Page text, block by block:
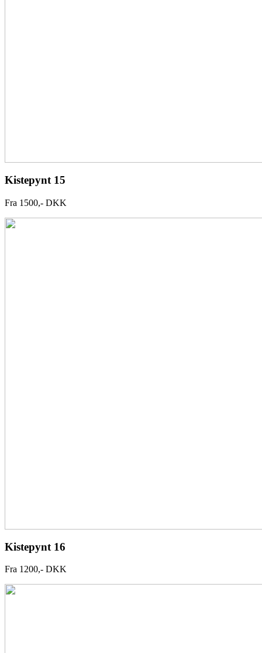
Kistepynt 15
Fra 1500,- DKK
Kistepynt 16
Fra 1200,- DKK